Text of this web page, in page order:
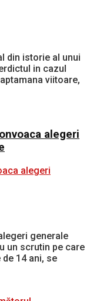
din istorie al unui
in cazul
viitoare,
alegeri
generale
un scrutin pe care
14 ani, se